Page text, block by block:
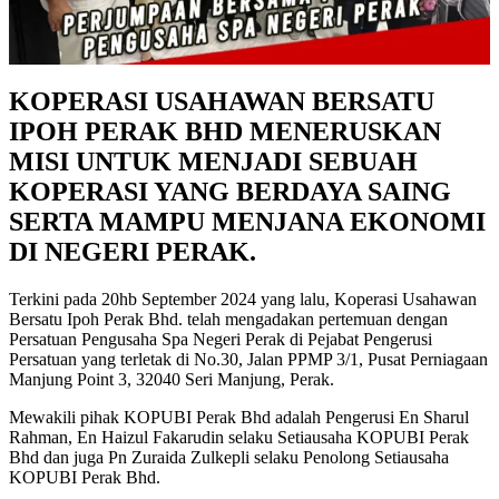
KOPERASI USAHAWAN BERSATU
IPOH PERAK BHD MENERUSKAN
MISI UNTUK MENJADI SEBUAH
KOPERASI YANG BERDAYA SAING
SERTA MAMPU MENJANA EKONOMI
DI NEGERI PERAK.
Terkini pada 20hb September 2024 yang lalu, Koperasi Usahawan
Bersatu Ipoh Perak Bhd. telah mengadakan pertemuan dengan
Persatuan Pengusaha Spa Negeri Perak di Pejabat Pengerusi
Persatuan yang terletak di No.30, Jalan PPMP 3/1, Pusat Perniagaan
Manjung Point 3, 32040 Seri Manjung, Perak.
Mewakili pihak KOPUBI Perak Bhd adalah Pengerusi En Sharul
Rahman, En Haizul Fakarudin selaku Setiausaha KOPUBI Perak
Bhd dan juga Pn Zuraida Zulkepli selaku Penolong Setiausaha
KOPUBI Perak Bhd.